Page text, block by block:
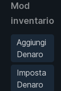
Mod
inventario
Aggiungi
Denaro
Imposta
Denaro